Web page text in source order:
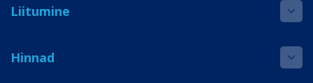
Liitumine
Hinnad